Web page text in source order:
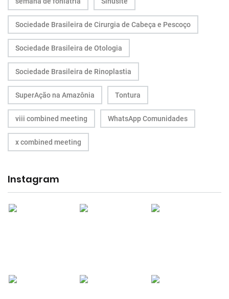
Sociedade Brasileira de Cirurgia de Cabeça e Pescoço
Sociedade Brasileira de Otologia
Sociedade Brasileira de Rinoplastia
SuperAção na Amazônia Tontura
viii combined meeting WhatsApp Comunidades
x combined meeting
Instagram